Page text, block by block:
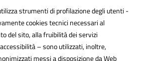
strumenti di profilazione degli utenti -
cookies tecnici necessari al
del sito, alla fruibilità dei servizi
– sono utilizzati, inoltre,
messi a disposizione da Web
(CUF): UFEUNT